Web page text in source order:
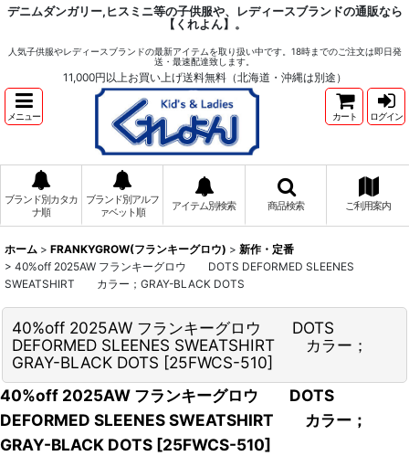
デニムダンガリー,ヒスミニ等の子供服や、レディースブランドの通販なら
【くれよん】。
人気子供服やレディースブランドの最新アイテムを取り扱い中です。18時までのご注文は即日発
送・最速配達致します。
11,000円以上お買い上げ送料無料（北海道・沖縄は別途）
メニュー カート ログイン
ブランド別カタカ
ナ順
ブランド別アルフ
ァベット順
アイテム別検索 商品検索 ご利用案内
ホーム > FRANKYGROW(フランキーグロウ) > 新作・定番
> 40%off 2025AW フランキーグロウ DOTS DEFORMED SLEENES
SWEATSHIRT カラー；GRAY-BLACK DOTS
40%off 2025AW フランキーグロウ DOTS
DEFORMED SLEENES SWEATSHIRT カラー；
GRAY-BLACK DOTS [25FWCS-510]
40%off 2025AW フランキーグロウ DOTS
DEFORMED SLEENES SWEATSHIRT カラー；
GRAY-BLACK DOTS [25FWCS-510]